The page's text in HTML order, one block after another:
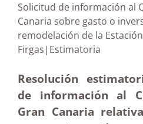
Solicitud de información al
Canaria sobre gasto o
remodelación de la
Firgas|Estimatoria
Resolución
de información al
Gran Canaria